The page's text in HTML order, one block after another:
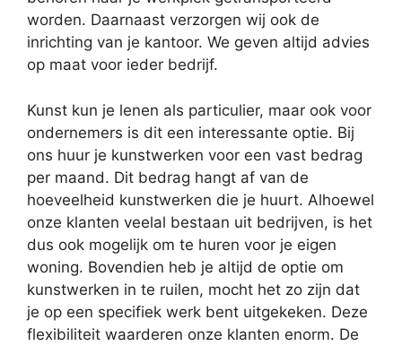
worden. Daarnaast verzorgen wij ook de
inrichting van je kantoor. We geven altijd advies
op maat voor ieder bedrijf.
Kunst kun je lenen als particulier, maar ook voor
ondernemers is dit een interessante optie. Bij
ons huur je kunstwerken voor een vast bedrag
per maand. Dit bedrag hangt af van de
hoeveelheid kunstwerken die je huurt. Alhoewel
onze klanten veelal bestaan uit bedrijven, is het
dus ook mogelijk om te huren voor je eigen
woning. Bovendien heb je altijd de optie om
kunstwerken in te ruilen, mocht het zo zijn dat
je op een specifiek werk bent uitgekeken. Deze
flexibiliteit waarderen onze klanten enorm. De